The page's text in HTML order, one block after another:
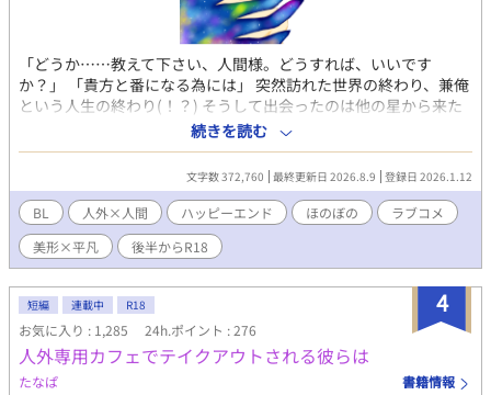
「どうか……教えて下さい、人間様。どうすれば、いいです
か？」 「貴方と番になる為には」 突然訪れた世界の終わり、兼俺
という人生の終わり(！？) そうして出会ったのは他の星から来た
と言う異星人。見た目は人間、それもいわゆるイケメン。けれど
も、その長身のほとんどを覆い隠しているコートの裾から這い出
ていて黒い手は、俺一人くらいハムスターのごとく握り込んでし
まえそうで。 「貴方が、カイト様が好きです！ 貴方の番になり
たいんです！！」 限られた交流期間。向けられる真っ直ぐな想い
につい応えたくなってしまうのは、その瞳に魅入られてしまって
いるから？ 彼の熱意が新鮮だからか？ 「っ……じゃ、じゃ
あ……少し、試してみるか……？」 「その……それっぽいこ
と……？ ……お前としてみて、俺が……嫌じゃないか、試して
みるっていうか……」 創作BL、人外×人間。 【後半のお話に、一
部性的な描写を含むものがあります。R18指定のお話にはタイト
ルに★を付けます。】
続きを読む
文字数 372,760 最終更新日 2026.8.9 登録日 2026.1.12
BL 人外×人間 ハッピーエンド ほのぼの
ラブコメ
美形×平凡
後半からR18
4
短編 連載中 R18
お気に入り : 1,285 24h.ポイント : 276
人外専用カフェでテイクアウトされる彼らは
たなぱ 書籍情報